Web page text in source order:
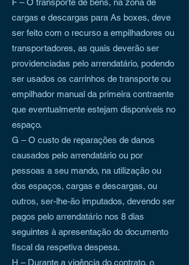
F – O transporte de bens, na zona de
cargas e descargas para As boxes, deve
ser feito com o recurso a empilhadores ou
transportadores, as quais deverão ser
providenciadas pelo arrendatário, podendo
ser usados os carrinhos de transporte ou
empilhador manual da primeira contraente
que eventualmente estejam disponíveis no
espaço.
G – O custo de reparações de danos
causados pelo arrendatário ou por
pessoas a seu mando, na utilização ou
dos espaços, cargas e descargas, ou
outros, ser-lhe-ão imputados, devendo ser
pagos pelo arrendatário nos 8 dias
seguintes à apresentação do documento
fiscal da respetiva despesa.
H – Durante a vigência do contrato, o